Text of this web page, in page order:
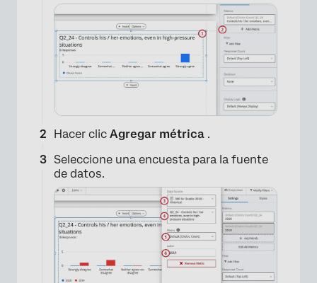
Hacer clic Agregar métrica .
Seleccione una encuesta para la fuente
de datos.